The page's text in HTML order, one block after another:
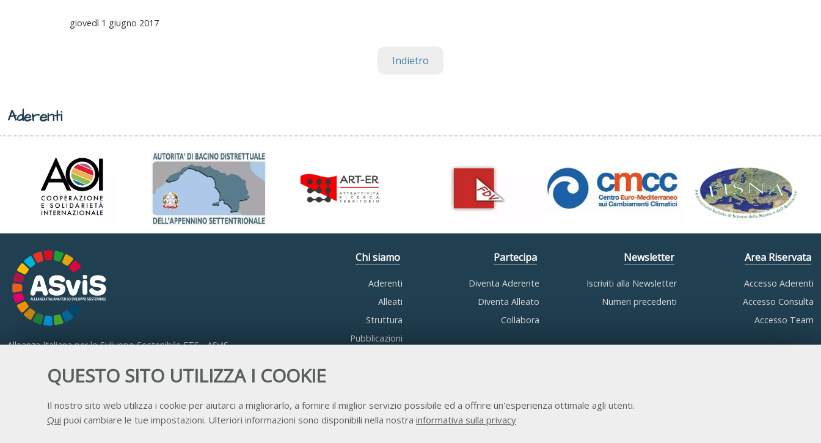
QUESTO SITO UTILIZZA I COOKIE
Il nostro sito web utilizza i cookie per aiutarci a migliorarlo, a fornire il miglior servizio possibile ed a offrire un'esperienza ottimale agli utenti.
Qui puoi cambiare le tue impostazioni. Ulteriori informazioni sono disponibili nella nostra informativa sulla privacy
giovedì 1 giugno 2017
Indietro
Aderenti
Alleanza Italiana per lo Sviluppo Sostenibile ETS - ASviS
C.F. 97893090585 P.IVA 14610671001
Chi siamo
Aderenti
Alleati
Struttura
Pubblicazioni
Partecipa
Diventa Aderente
Diventa Alleato
Collabora
Newsletter
Iscriviti alla Newsletter
Numeri precedenti
Area Riservata
Accesso Aderenti
Accesso Consulta
Accesso Team